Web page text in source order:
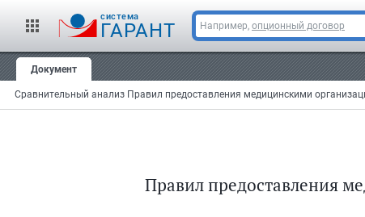
cистема
ГАРАНТ Например, опционный договор
Документ
Сравнительный анализ Правил предоставления медицинскими
Правил предоставления